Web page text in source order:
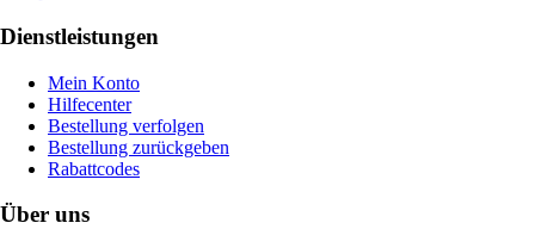
Dienstleistungen
Mein Konto
Hilfecenter
Bestellung verfolgen
Bestellung zurückgeben
Rabattcodes
Über uns